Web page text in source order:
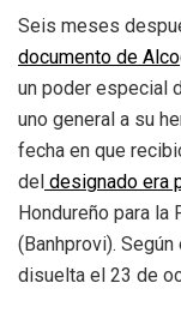
Seis meses
documento de
un poder especial
uno general a su
fecha en que
del designado era
Hondureño para la
(Banhprovi).
disuelta el 23 de